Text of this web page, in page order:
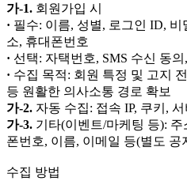
가-1. 회원가입 시
· 필수: 이름, 성별, 로그인 ID,
소, 휴대폰번호
· 선택: 자택번호, SMS 수신 동
· 수집 목적: 회원 특정 및 고지
등 원활한 의사소통 경로 확보
가-2. 자동 수집: 접속 IP, 쿠키,
가-3. 기타(이벤트/마케팅 등):
폰번호, 이름, 이메일 등(별도 공
수집 방법